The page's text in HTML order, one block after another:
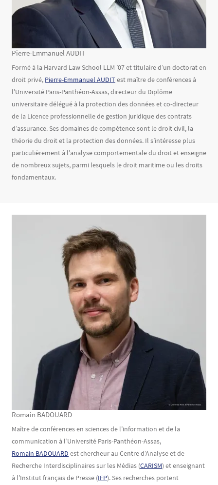
Texte
Pierre-Emmanuel AUDIT
Formé à la Harvard Law School LLM ’07 et titulaire d’un doctorat en
droit privé, Pierre-Emmanuel AUDITest maître de conférences à
l’Université Paris-Panthéon-Assas, directeur du Diplôme
universitaire délégué à la protection des données et co-directeur
de la Licence professionnelle de gestion juridique des contrats
d’assurance. Ses domaines de compétence sont le droit civil, la
théorie du droit et la protection des données. Il s’intéresse plus
particulièrement à l’analyse comportementale du droit et enseigne
de nombreux sujets, parmi lesquels le droit maritime ou les droits
fondamentaux.
Texte
Romain BADOUARD
Maître de conférences en sciences de l’information et de la
communication à l’Université Paris-Panthéon-Assas,
Romain BADOUARD est chercheur au Centre d’Analyse et de
Recherche Interdisciplinaires sur les Médias (CARISM) et enseignant
à l’Institut français de Presse (IFP). Ses recherches portent